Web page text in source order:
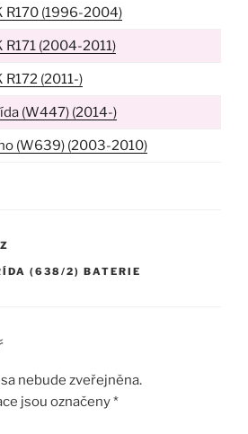
R170 (1996-2004)
(2004-2011)
(2011-)
(W447) (2014-)
(W639) (2003-2010)
(638/2) BATERIE
nebude zveřejněna.
jsou označeny*